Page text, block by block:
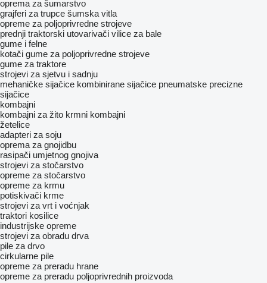
oprema za šumarstvo
grajferi za trupce šumska vitla
opreme za poljoprivredne strojeve
prednji traktorski utovarivači vilice za bale
gume i felne
kotači gume za poljoprivredne strojeve
gume za traktore
strojevi za sjetvu i sadnju
mehaničke sijačice kombinirane sijačice pneumatske precizne
sijačice
kombajni
kombajni za žito krmni kombajni
žetelice
adapteri za soju
oprema za gnojidbu
rasipači umjetnog gnojiva
strojevi za stočarstvo
opreme za stočarstvo
opreme za krmu
potiskivači krme
strojevi za vrt i voćnjak
traktori kosilice
industrijske opreme
strojevi za obradu drva
pile za drvo
cirkularne pile
opreme za preradu hrane
opreme za preradu poljoprivrednih proizvoda